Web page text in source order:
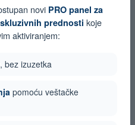
novi PRO panel za
prednosti koje
aktiviranjem:
, bez izuzetka
pomoću veštačke